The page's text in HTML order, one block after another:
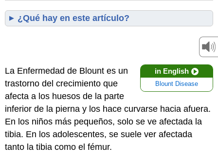
¿Qué hay en este artículo?
in English
Blount Disease
La Enfermedad de Blount es un
trastorno del crecimiento que
afecta a los huesos de la parte
inferior de la pierna y los hace curvarse hacia afuera.
En los niños más pequeños, solo se ve afectada la
tibia. En los adolescentes, se suele ver afectada
tanto la tibia como el fémur.